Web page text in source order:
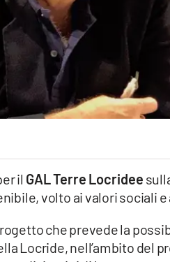
il GAL Terre Locridee
volto ai valori sociali
che prevede la
Locride, nell’ambito del